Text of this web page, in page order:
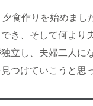
食作りを始めまし
き、そして何より
立し、夫婦二人に
つけていこうと思